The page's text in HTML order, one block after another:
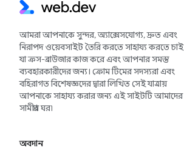
আমরা আপনাকে সুন্দর, অ্যাক্সেসযোগ্য, দ্রুত এবং
নিরাপদ ওয়েবসাইট তৈরি করতে সাহায্য করতে চাই
যা ক্রস-ব্রাউজার কাজ করে এবং আপনার সমস্ত
ব্যবহারকারীদের জন্য। ক্রোম টিমের সদস্যরা এবং
বহিরাগত বিশেষজ্ঞদের দ্বারা লিখিত সেই যাত্রায়
আপনাকে সাহায্য করার জন্য এই সাইটটি আমাদের
সামগ্রীর ঘর৷
অবদান